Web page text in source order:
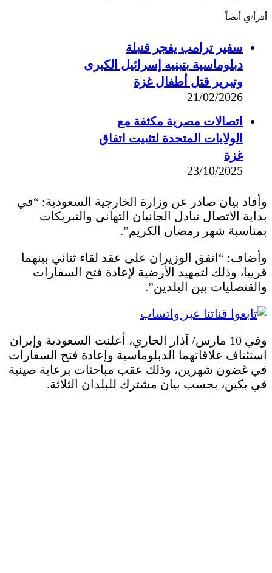
أقرأ/ي أيضاً
سفير ترامب يفجر قنبلة
دبلوماسية بتبنيه إسرائيل الكبرى
وتبرير قتل أطفال غزة
21/02/2026
اتصالات مصرية مكثفة مع
الولايات المتحدة لتثبيت اتفاق
غزة
23/10/2025
وأفاد بيان صادر عن وزارة الخارجية السعودية: “في
بداية الاتصال تبادل الجانبان التهاني والتبريكات
بمناسبة شهر رمضان الكريم”.
وأضاف: “اتفق الوزيران على عقد لقاء ثنائي بينهما
قريبا، وذلك لتمهيد الأرضية لإعادة فتح السفارات
والقنصليات بين البلدين”.
وفي 10 مارس/ آذار الجاري، أعلنت السعودية وإيران
استئناف علاقاتهما الدبلوماسية وإعادة فتح السفارات
في غضون شهرين، وذلك عقب مباحثات برعاية صينية
في بكين، بحسب بيان مشترك للبلدان الثلاثة.